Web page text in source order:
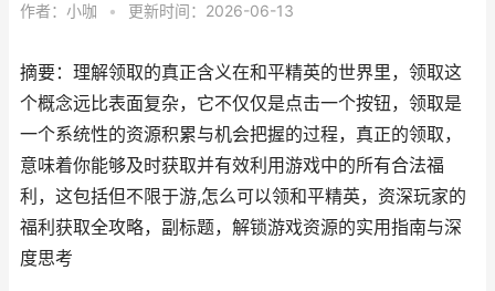
作者： 小咖 • 更新时间：2026-06-13
摘要：理解领取的真正含义在和平精英的世界里，领取这
个概念远比表面复杂，它不仅仅是点击一个按钮，领取是
一个系统性的资源积累与机会把握的过程，真正的领取，
意味着你能够及时获取并有效利用游戏中的所有合法福
利，这包括但不限于游,怎么可以领和平精英，资深玩家的
福利获取全攻略，副标题，解锁游戏资源的实用指南与深
度思考